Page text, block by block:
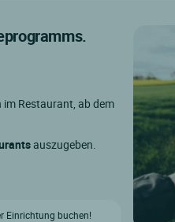
im Restaurant, ab dem
auszugeben.
Einrichtung buchen!